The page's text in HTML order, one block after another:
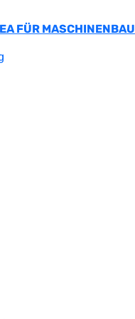
FÜR MASCHINENBAU